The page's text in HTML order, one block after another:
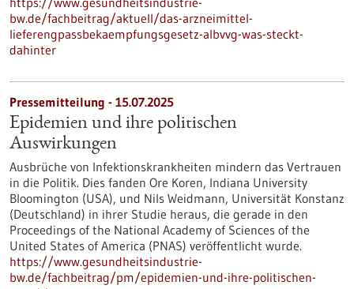
bw.de/fachbeitrag/aktuell/das-arzneimittel-
lieferengpassbekaempfungsgesetz-albvvg-was-steckt-
dahinter
Pressemitteilung - 15.07.2025
Epidemien und ihre politischen
Auswirkungen
Ausbrüche von Infektionskrankheiten mindern das Vertrauen
in die Politik. Dies fanden Ore Koren, Indiana University
Bloomington (USA), und Nils Weidmann, Universität Konstanz
(Deutschland) in ihrer Studie heraus, die gerade in den
Proceedings of the National Academy of Sciences of the
United States of America (PNAS) veröffentlicht wurde.
https://www.gesundheitsindustrie-
bw.de/fachbeitrag/pm/epidemien-und-ihre-politischen-